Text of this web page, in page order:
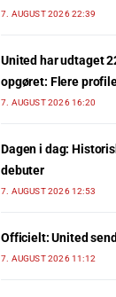
7. AUGUST 2026 22:39
United har udtaget
opgøret: Flere
7. AUGUST 2026 16:20
Dagen i dag:
debuter
7. AUGUST 2026 12:53
Officielt: United
7. AUGUST 2026 11:12